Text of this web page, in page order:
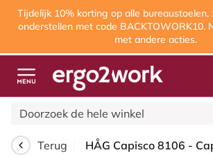
Tijdelijk 10% korting op alle
onderstellen met code BACKTOWORK10.
met andere acties.
Terug